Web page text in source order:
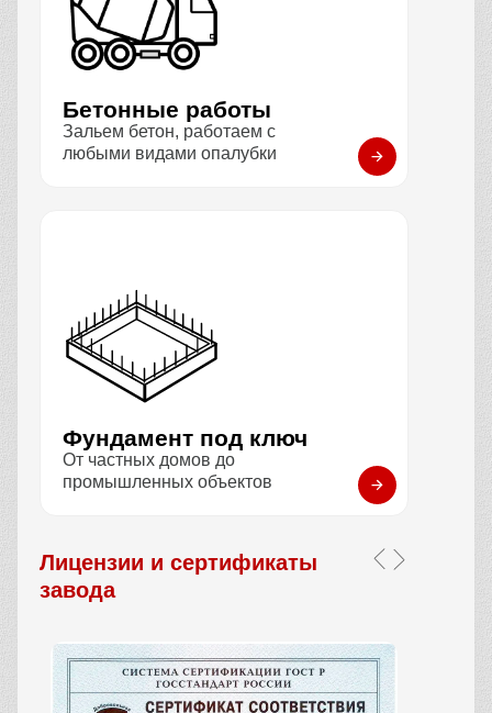
Бетонные работы
Зальем бетон, работаем с
любыми видами опалубки
Фундамент под ключ
От частных домов до
промышленных объектов
Лицензии и сертификаты
завода